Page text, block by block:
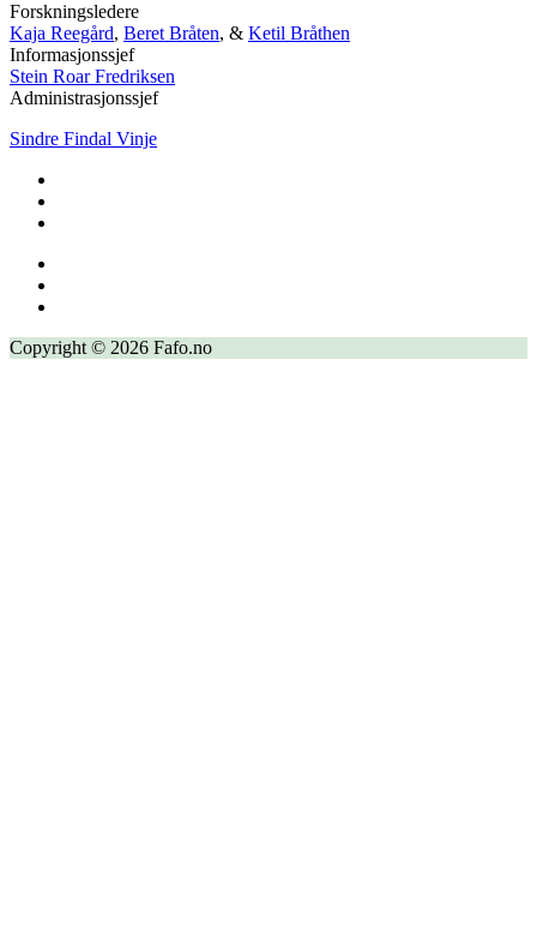
Forskningsledere
Kaja Reegård, Beret Bråten, & Ketil Bråthen
Informasjonssjef
Stein Roar Fredriksen
Administrasjonssjef
Sindre Findal Vinje
Copyright © 2026 Fafo.no